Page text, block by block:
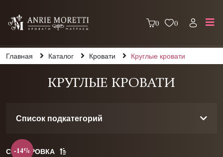
0 0
Главная Каталог Кровати Круглые кровати
КРУГЛЫЕ КРОВАТИ
Список подкатегорий
СОРТИРОВКА
-14%